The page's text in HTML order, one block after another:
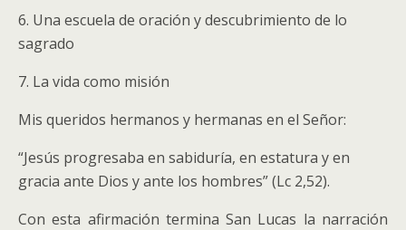
6. Una escuela de oración y descubrimiento de lo
sagrado
7. La vida como misión
Mis queridos hermanos y hermanas en el Señor:
“Jesús progresaba en sabiduría, en estatura y en
gracia ante Dios y ante los hombres” (Lc 2,52).
Con esta afirmación termina San Lucas la narración